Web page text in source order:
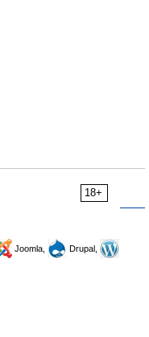
18+
Joomla,
Drupal,